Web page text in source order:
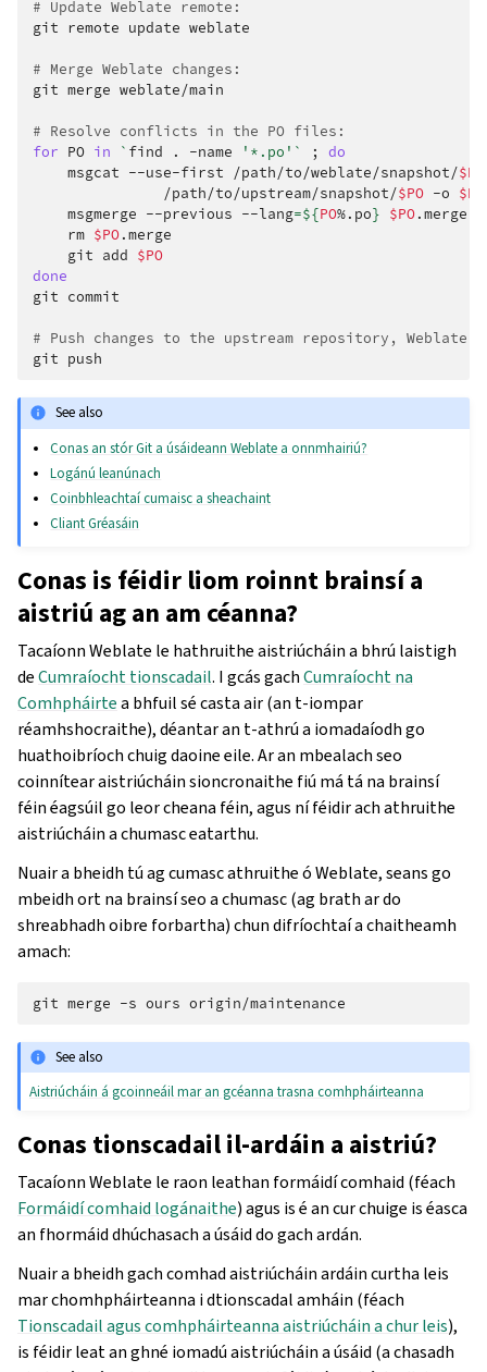
# Update Weblate remote:
git remote update weblate
# Merge Weblate changes:
git merge weblate/main
# Resolve conflicts in the PO files:
for PO in ` find . -name '*.po' ` ;
do
msgcat --use-first /path/to/weblate/snapshot/$PO
/path/to/upstream/snapshot/$PO -o $PO
msgmerge --previous --lang=${PO%.po} $PO.merge
rm $PO
git add $PO
done
git commit
# Push changes to the upstream repository,
git
See also
Conas an stór Git a úsáideann Weblate a onnmhairiú?
Logánú leanúnach
Coinbhleachtaí cumaisc a sheachaint
Cliant Gréasáin
Conas is féidir liom roinnt brainsí a
aistriú ag an am céanna?
Tacaíonn Weblate le hathruithe aistriúcháin a bhrú laistigh
deCumraíocht tionscadail. I gcás gachCumraíocht na
Comhpháirtea bhfuil sé casta air (an t-iompar
réamhshocraithe), déantar an t-athrú a iomadaíodh go
huathoibríoch chuig daoine eile. Ar an mbealach seo
coinnítear aistriúcháin sioncronaithe fiú má tá na brainsí
féin éagsúil go leor cheana féin, agus ní féidir ach athruithe
aistriúcháin a chumasc eatarthu.
Nuair a bheidh tú ag cumasc athruithe ó Weblate, seans go
mbeidh ort na brainsí seo a chumasc (ag brath ar do
shreabhadh oibre forbartha) chun difríochtaí a chaitheamh
amach:
git merge -s ours
See also
Aistriúcháin á gcoinneáil mar an gcéanna trasna comhpháirteanna
Conas tionscadail il-ardáin a aistriú?
Tacaíonn Weblate le raon leathan formáidí comhaid (féach
Formáidí comhaid logánaithe) agus is é an cur chuige is éasca
an fhormáid dhúchasach a úsáid do gach ardán.
Nuair a bheidh gach comhad aistriúcháin ardáin curtha leis
mar chomhpháirteanna i dtionscadal amháin (féach
Tionscadail agus comhpháirteanna aistriúcháin a chur leis),
is féidir leat an ghné iomadú aistriúcháin a úsáid (a chasadh